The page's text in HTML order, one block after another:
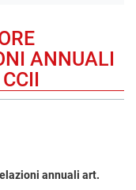
ANNUALI
annuali art.